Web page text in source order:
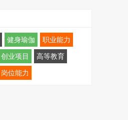
健身瑜伽 职业能力
创业项目 高等教育
岗位能力